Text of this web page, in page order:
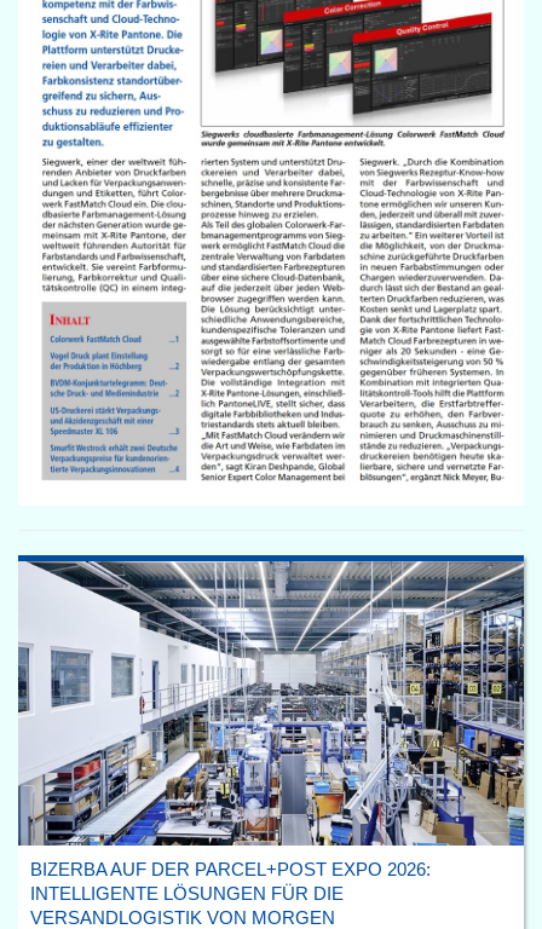
BIZERBA AUF DER PARCEL+POST EXPO 2026:
INTELLIGENTE LÖSUNGEN FÜR DIE
VERSANDLOGISTIK VON MORGEN